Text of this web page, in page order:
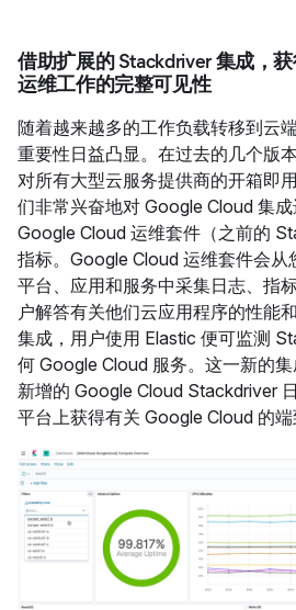
借助扩展的 Stackdriver 集成，
运维工作的完整可见性
随着越来越多的工作负载转移到云
重要性日益凸显。在过去的几个版
对所有大型云服务提供商的开箱即
们非常兴奋地对 Google Cloud 集
Google Cloud 运维套件（之前的
指标。Google Cloud 运维套件会
平台、应用和服务中采集日志、指
户解答有关他们云应用程序的性能
集成，用户使用 Elastic 便可监测
何 Google Cloud 服务。这一新的
新增的 Google Cloud Stackdriver
平台上获得有关 Google Cloud 的端